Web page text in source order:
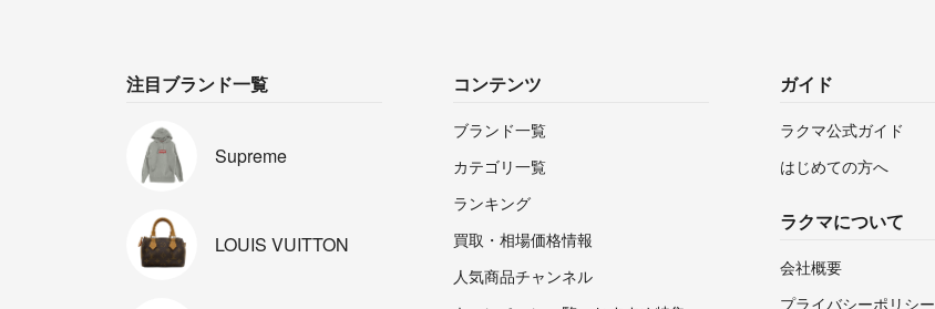
注目ブランド一覧
Supreme
LOUIS VUITTON
コンテンツ
ブランド一覧
カテゴリ一覧
ランキング
買取・相場価格情報
人気商品チャンネル
ガイド
ラクマ公式ガイド
はじめての方へ
ラクマについて
会社概要
プライバシーポリシー